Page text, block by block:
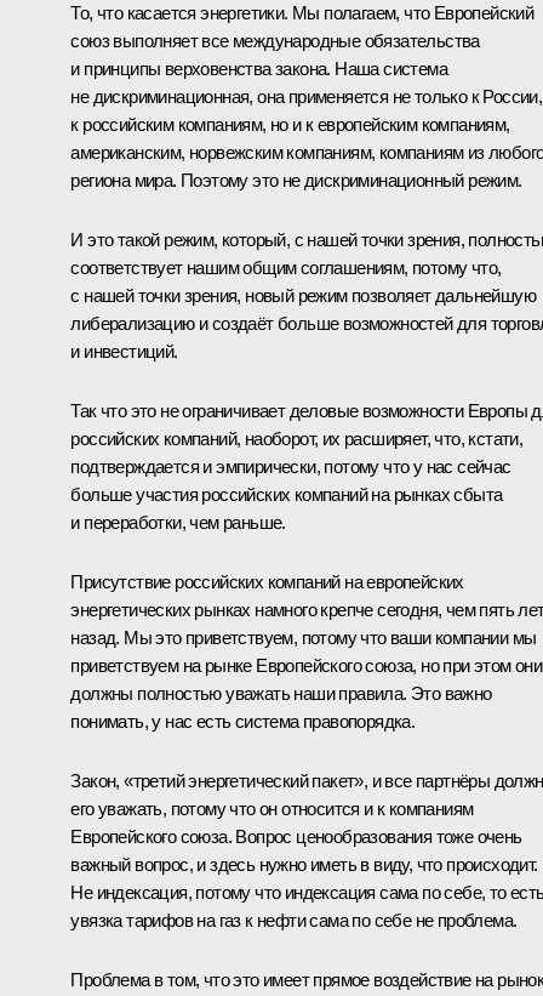
То, что касается энергетики. Мы полагаем, что Европейский
союз выполняет все международные обязательства
и принципы верховенства закона. Наша система
не дискриминационная, она применяется не только к России,
к российским компаниям, но и к европейским компаниям,
американским, норвежским компаниям, компаниям из
региона мира. Поэтому это не дискриминационный режим.
И это такой режим, который, с нашей точки зрения,
соответствует нашим общим соглашениям, потому что,
с нашей точки зрения, новый режим позволяет дальнейшую
либерализацию и создаёт больше возможностей для
и инвестиций.
Так что это не ограничивает деловые возможности Европы
российских компаний, наоборот, их расширяет, что, кстати,
подтверждается и эмпирически, потому что у нас сейчас
больше участия российских компаний на рынках сбыта
и переработки, чем раньше.
Присутствие российских компаний на европейских
энергетических рынках намного крепче сегодня, чем пять
назад. Мы это приветствуем, потому что ваши компании мы
приветствуем на рынке Европейского союза, но при этом они
должны полностью уважать наши правила. Это важно
понимать, у нас есть система правопорядка.
Закон, «третий энергетический пакет», и все партнёры
его уважать, потому что он относится и к компаниям
Европейского союза. Вопрос ценообразования тоже очень
важный вопрос, и здесь нужно иметь в виду, что происходит.
Не индексация, потому что индексация сама по себе, то
увязка тарифов на газ к нефти сама по себе не проблема.
Проблема в том, что это имеет прямое воздействие на